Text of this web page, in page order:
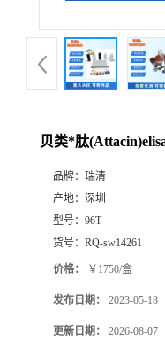
贝类*肽
品牌： 瑞清
产地： 深圳
型号： 96T
货号： RQ-sw14261
价格： ￥1750/盒
发布日期： 2023-05-18
更新日期： 2026-08-07